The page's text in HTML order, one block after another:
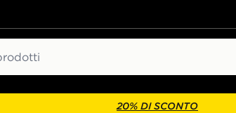
20% DI SCONTO